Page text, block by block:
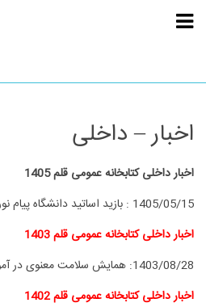
اخبار – داخلی
اخبار داخلی کتابخانه عمومی قلم 1405
1405/05/15 : بازید اساتید دانشگاه پیام
اخبار داخلی کتابخانه عمومی قلم 1403
1403/08/28: همایش سلامت معنوی در
اخبار داخلی کتابخانه عمومی قلم 1402